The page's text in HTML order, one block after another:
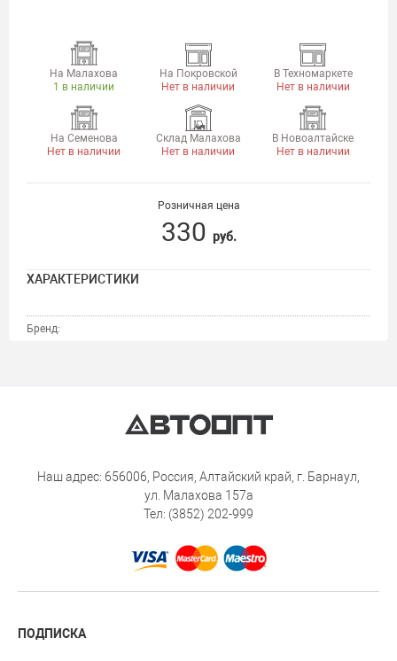
На Малахова
1 в наличии
На Покровской
Нет в наличии
В Техномаркете
Нет в наличии
На Семенова
Нет в наличии
Склад Малахова
Нет в наличии
В Новоалтайске
Нет в наличии
Розничная цена
330 руб.
ХАРАКТЕРИСТИКИ
Бренд:
Наш адрес: 656006, Россия, Алтайский край, г. Барнаул,
ул. Малахова 157а
Тел: (3852) 202-999
ПОДПИСКА